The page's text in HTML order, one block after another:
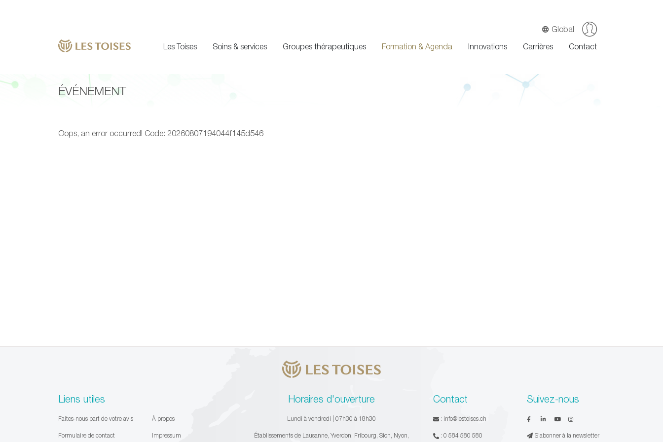
Les Toises Soins & services Groupes thérapeutiques Formation & Agenda Innovations Carrières Contact
Global
ÉVÉNEMENT
Oops, an error occurred! Code: 20260807194044f145d546
Liens utiles
Faites-nous part de votre avis
Formulaire de contact
À propos
Impressum
Horaires d'ouverture
Lundi à vendredi | 07h30 à 18h30
Établissements de Lausanne, Yverdon, Fribourg, Sion, Nyon,
Contact
: info@lestoises.ch
: 0 584 580 580
Suivez-nous
S'abonner à la newsletter